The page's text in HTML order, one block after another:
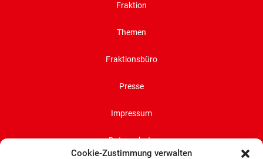
Cookie-Zustimmung verwalten
Fraktion
Themen
Fraktionsbüro
Presse
Impressum
Datenschutz